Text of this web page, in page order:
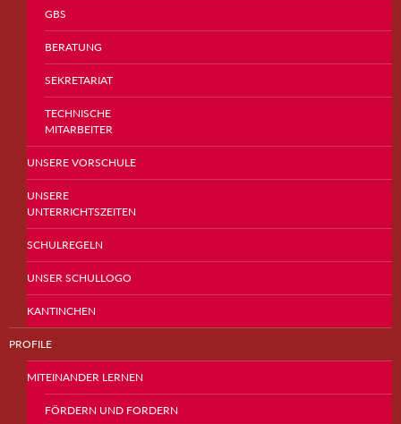
GBS
BERATUNG
SEKRETARIAT
TECHNISCHE
MITARBEITER
UNSERE VORSCHULE
UNSERE
UNTERRICHTSZEITEN
SCHULREGELN
UNSER SCHULLOGO
KANTINCHEN
PROFILE
MITEINANDER LERNEN
FÖRDERN UND FORDERN